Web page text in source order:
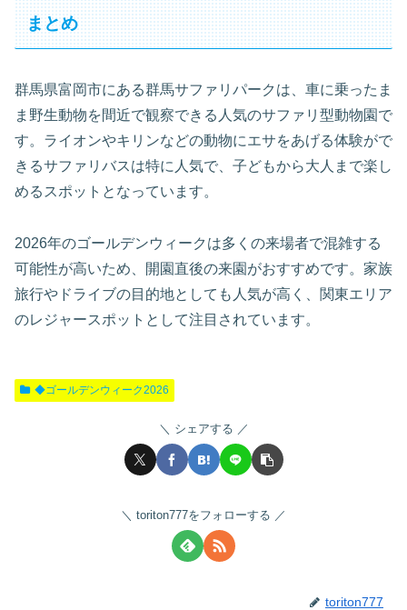
まとめ
群馬県富岡市にある群馬サファリパークは、車に乗ったま
ま野生動物を間近で観察できる人気のサファリ型動物園で
す。ライオンやキリンなどの動物にエサをあげる体験がで
きるサファリバスは特に人気で、子どもから大人まで楽し
めるスポットとなっています。
2026年のゴールデンウィークは多くの来場者で混雑する
可能性が高いため、開園直後の来園がおすすめです。家族
旅行やドライブの目的地としても人気が高く、関東エリア
のレジャースポットとして注目されています。
◆ゴールデンウィーク2026
シェアする
toriton777をフォローする
toriton777